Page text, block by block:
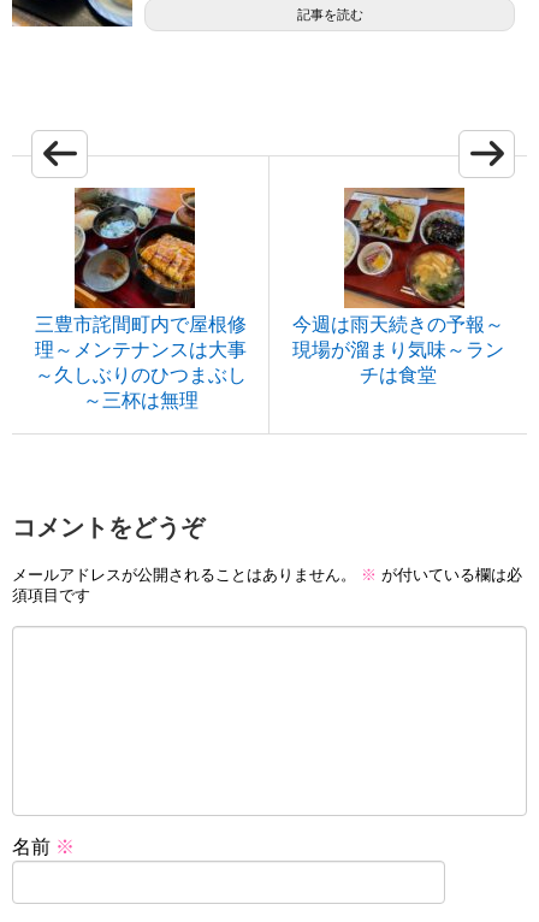
記事を読む
三豊市詫間町内で屋根修
理～メンテナンスは大事
～久しぶりのひつまぶし
～三杯は無理
今週は雨天続きの予報～
現場が溜まり気味～ラン
チは食堂
コメントをどうぞ
メールアドレスが公開されることはありません。 ※ が付いている欄は必
須項目です
名前 ※